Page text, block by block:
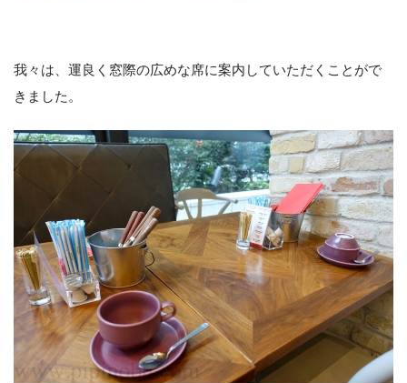
我々は、運良く窓際の広めな席に案内していただくことがで
きました。